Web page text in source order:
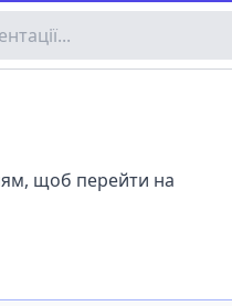
щоб перейти на